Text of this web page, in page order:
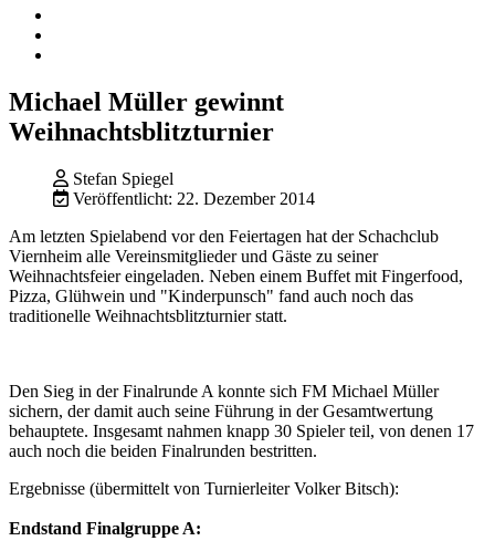
Michael Müller gewinnt
Weihnachtsblitzturnier
Stefan Spiegel
Veröffentlicht: 22. Dezember 2014
Am letzten Spielabend vor den Feiertagen hat der Schachclub
Viernheim alle Vereinsmitglieder und Gäste zu seiner
Weihnachtsfeier eingeladen. Neben einem Buffet mit Fingerfood,
Pizza, Glühwein und "Kinderpunsch" fand auch noch das
traditionelle Weihnachtsblitzturnier statt.
Den Sieg in der Finalrunde A konnte sich FM Michael Müller
sichern, der damit auch seine Führung in der Gesamtwertung
behauptete. Insgesamt nahmen knapp 30 Spieler teil, von denen 17
auch noch die beiden Finalrunden bestritten.
Ergebnisse (übermittelt von Turnierleiter Volker Bitsch):
Endstand Finalgruppe A: